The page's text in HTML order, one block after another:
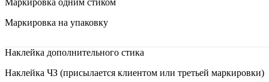
Маркировка на упаковку
Наклейка дополнительного стика
Наклейка ЧЗ (присылается клиентом или третьей маркировки)